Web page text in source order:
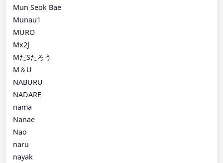
Mun Seok Bae
Munau1
MURO
Mx2J
MだSたろう
M＆U
NABURU
NADARE
nama
Nanae
Nao
naru
nayak